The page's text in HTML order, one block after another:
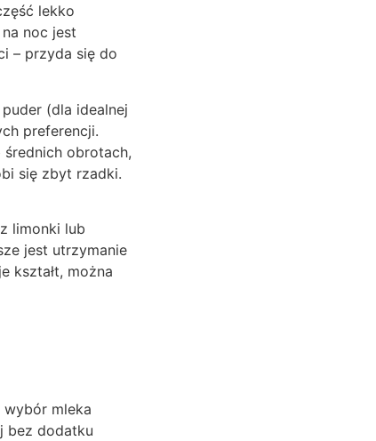
lekko
noc jest
– przyda się do
(dla idealnej
preferencji.
średnich obrotach,
się zbyt rzadki.
limonki lub
jest utrzymanie
kształt, można
wybór mleka
bez dodatku